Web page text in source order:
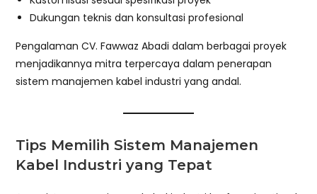
Dukungan teknis dan konsultasi profesional
Pengalaman CV. Fawwaz Abadi dalam berbagai proyek
menjadikannya mitra terpercaya dalam penerapan
sistem manajemen kabel industri yang andal.
Tips Memilih Sistem Manajemen
Kabel Industri yang Tepat